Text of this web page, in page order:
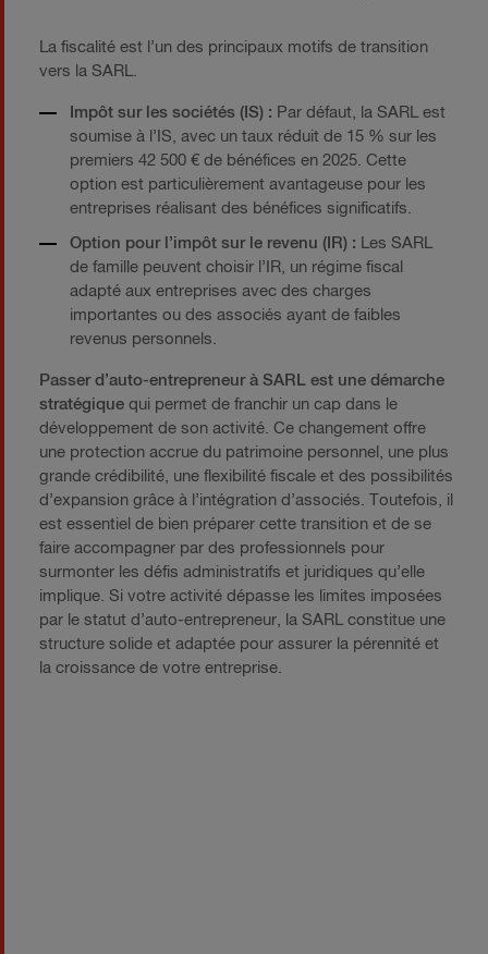
La fiscalité est l’un des principaux motifs de transition
vers la SARL.
Impôt sur les sociétés (IS) : Par défaut, la SARL est
soumise à l’IS, avec un taux réduit de 15 % sur les
premiers 42 500 € de bénéfices en 2025. Cette
option est particulièrement avantageuse pour les
entreprises réalisant des bénéfices significatifs.
Option pour l’impôt sur le revenu (IR) : Les SARL
de famille peuvent choisir l’IR, un régime fiscal
adapté aux entreprises avec des charges
importantes ou des associés ayant de faibles
revenus personnels.
Passer d’auto-entrepreneur à SARL est une démarche
stratégique qui permet de franchir un cap dans le
développement de son activité. Ce changement offre
une protection accrue du patrimoine personnel, une plus
grande crédibilité, une flexibilité fiscale et des possibilités
d’expansion grâce à l’intégration d’associés. Toutefois, il
est essentiel de bien préparer cette transition et de se
faire accompagner par des professionnels pour
surmonter les défis administratifs et juridiques qu’elle
implique. Si votre activité dépasse les limites imposées
par le statut d’auto-entrepreneur, la SARL constitue une
structure solide et adaptée pour assurer la pérennité et
la croissance de votre entreprise.